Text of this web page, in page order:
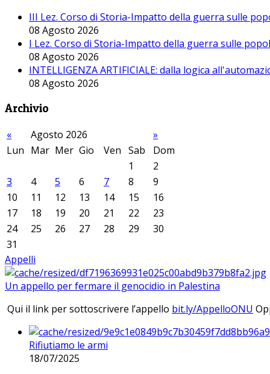
III Lez. Corso di Storia-Impatto della guerra sulle
08 Agosto 2026
I Lez. Corso di Storia-Impatto della guerra sulle
08 Agosto 2026
INTELLIGENZA ARTIFICIALE: dalla logica
08 Agosto 2026
Archivio
« Agosto 2026
»
Lun Mar Mer Gio Ven Sab
Dom
1
2
3
4 5 6 7 8
9
10
11 12 13 14 15
16
17
18 19 20 21 22
23
24
25 26 27 28 29
30
31
Appelli
Un appello per fermare il genocidio in Palestina
Qui il link per sottoscrivere l’appello bit.ly/AppelloONU
Rifiutiamo le armi
18/07/2025